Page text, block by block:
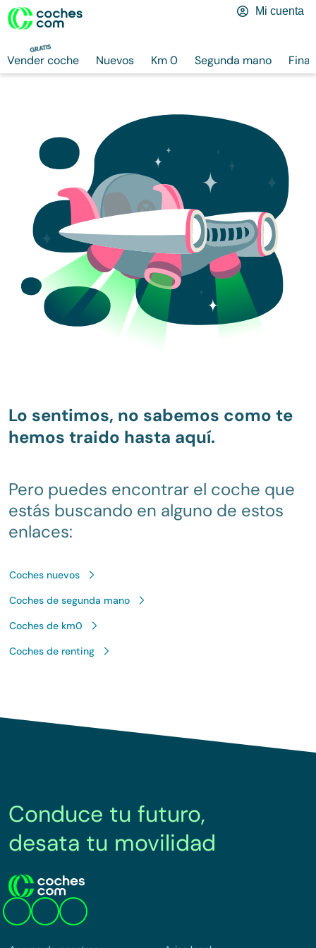
GRATIS
Vender coche Nuevos Km 0 Segunda mano
Mi cuenta
Lo sentimos, no sabemos como te
hemos traido hasta aquí.
Pero puedes encontrar el coche que
estás buscando en alguno de estos
enlaces:
Coches nuevos
Coches de segunda mano
Coches de km0
Coches de renting
Conduce tu futuro,
desata tu movilidad